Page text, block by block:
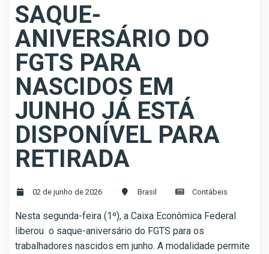
SAQUE-
ANIVERSÁRIO DO
FGTS PARA
NASCIDOS EM
JUNHO JÁ ESTÁ
DISPONÍVEL PARA
RETIRADA
02 de junho de 2026 Brasil Contábeis
Nesta segunda-feira (1º), a Caixa Econômica Federal
liberou o saque-aniversário do FGTS para os
trabalhadores nascidos em junho. A modalidade permite